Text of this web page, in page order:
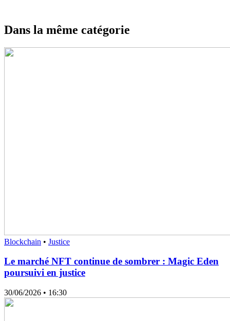
Dans la même catégorie
Blockchain • Justice
Le marché NFT continue de sombrer : Magic Eden
poursuivi en justice
30/06/2026 • 16:30